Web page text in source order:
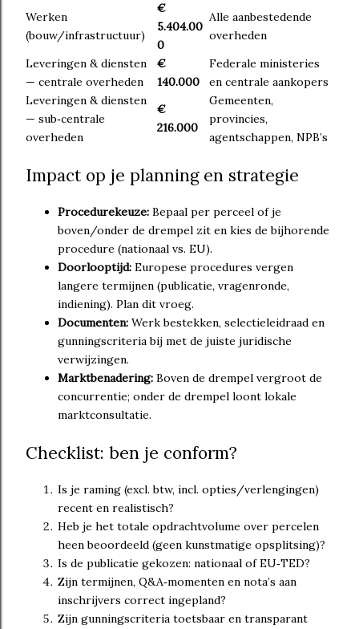
Werken
(bouw/infrastructuur)
€
5.404.00
0
Alle aanbestedende
overheden
Leveringen & diensten
— centrale overheden
€
140.000
Federale ministeries
en centrale aankopers
Leveringen & diensten
— sub‑centrale
overheden
€
216.000
Gemeenten,
provincies,
agentschappen, NPB’s
Impact op je planning en strategie
Procedurekeuze: Bepaal per perceel of je
boven/onder de drempel zit en kies de bijhorende
procedure (nationaal vs. EU).
Doorlooptijd: Europese procedures vergen
langere termijnen (publicatie, vragenronde,
indiening). Plan dit vroeg.
Documenten: Werk bestekken, selectieleidraad en
gunningscriteria bij met de juiste juridische
verwijzingen.
Marktbenadering: Boven de drempel vergroot de
concurrentie; onder de drempel loont lokale
marktconsultatie.
Checklist: ben je conform?
Is je raming (excl. btw, incl. opties/verlengingen)
recent en realistisch?
Heb je het totale opdrachtvolume over percelen
heen beoordeeld (geen kunstmatige opsplitsing)?
Is de publicatie gekozen: nationaal of EU‑TED?
Zijn termijnen, Q&A‑momenten en nota’s aan
inschrijvers correct ingepland?
Zijn gunningscriteria toetsbaar en transparant